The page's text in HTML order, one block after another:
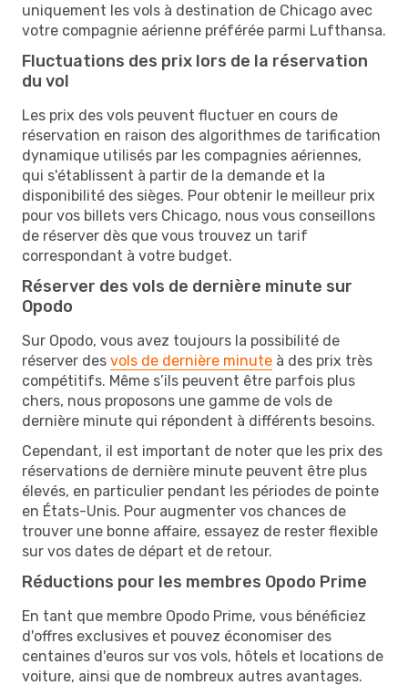
uniquement les vols à destination de Chicago avec
votre compagnie aérienne préférée parmi Lufthansa.
Fluctuations des prix lors de la réservation
du vol
Les prix des vols peuvent fluctuer en cours de
réservation en raison des algorithmes de tarification
dynamique utilisés par les compagnies aériennes,
qui s'établissent à partir de la demande et la
disponibilité des sièges. Pour obtenir le meilleur prix
pour vos billets vers Chicago, nous vous conseillons
de réserver dès que vous trouvez un tarif
correspondant à votre budget.
Réserver des vols de dernière minute sur
Opodo
Sur Opodo, vous avez toujours la possibilité de
réserver des vols de dernière minute à des prix très
compétitifs. Même s’ils peuvent être parfois plus
chers, nous proposons une gamme de vols de
dernière minute qui répondent à différents besoins.
Cependant, il est important de noter que les prix des
réservations de dernière minute peuvent être plus
élevés, en particulier pendant les périodes de pointe
en États-Unis. Pour augmenter vos chances de
trouver une bonne affaire, essayez de rester flexible
sur vos dates de départ et de retour.
Réductions pour les membres Opodo Prime
En tant que membre Opodo Prime, vous bénéficiez
d'offres exclusives et pouvez économiser des
centaines d'euros sur vos vols, hôtels et locations de
voiture, ainsi que de nombreux autres avantages.